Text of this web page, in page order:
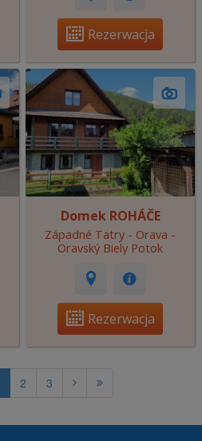
Rezerwacja
Domek ROHÁČE
Západné Tatry - Orava -
Oravský Biely Potok
Rezerwacja
2 3